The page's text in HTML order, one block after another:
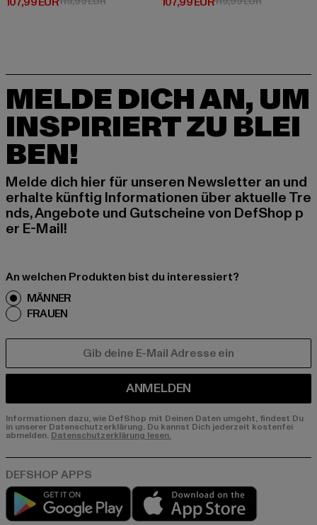
MELDE DICH AN, UM
INSPIRIERT ZU BLEI
BEN!
Melde dich hier für unseren Newsletter an und
erhalte künftig Informationen über aktuelle Tre
nds, Angebote und Gutscheine von DefShop p
er E-Mail!
An welchen Produkten bist du interessiert?
MÄNNER
FRAUEN
ANMELDEN
Informationen dazu, wie DefShop mit Deinen Daten umgeht, findest Du
in unserer Datenschutzerklärung. Du kannst Dich jederzeit kostenfei
abmelden. Datenschutzerklärung lesen.
Play market